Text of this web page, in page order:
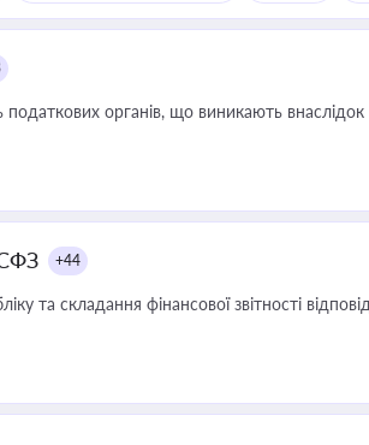
органів, що виникають
+44
та складання фінансової звітності